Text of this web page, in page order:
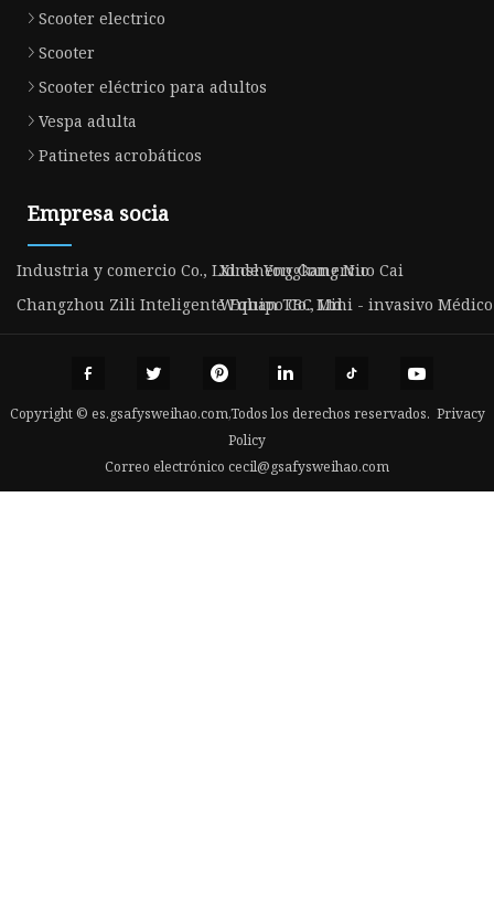
Scooter electrico
Scooter
Scooter eléctrico para adultos
Vespa adulta
Patinetes acrobáticos
Empresa socia
Industria y comercio Co., Ltd de Yongkang Nuo Cai
Xinsheng Comercio
Changzhou Zili Inteligente Equipo Co., Ltd.Wuhan TBC Mini - invasivo Médico
Copyright © es.gsafysweihao.com,Todos los derechos reservados. Privacy
Policy
Correo electrónico cecil@gsafysweihao.com